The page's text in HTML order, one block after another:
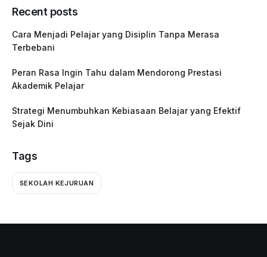
Recent posts
Cara Menjadi Pelajar yang Disiplin Tanpa Merasa
Terbebani
Peran Rasa Ingin Tahu dalam Mendorong Prestasi
Akademik Pelajar
Strategi Menumbuhkan Kebiasaan Belajar yang Efektif
Sejak Dini
Tags
SEKOLAH KEJURUAN